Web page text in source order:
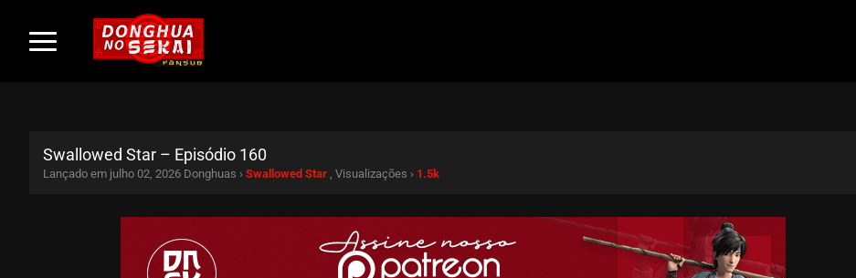
Swallowed Star – Episódio 160
Lançado em julho 02, 2026 Donghuas › Swallowed Star , Visualizações › 1.5k